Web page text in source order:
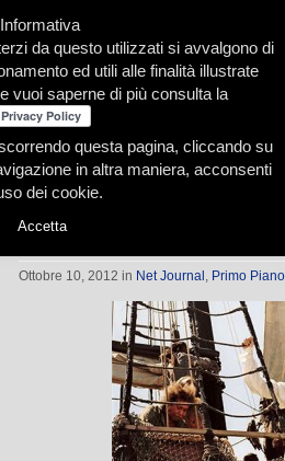
Redazione Le nostre firme
L’Olandese Volante di Richard
Ottobre 10, 2012 in Net Journal , Primo Piano
Informativa
da questo utilizzati si avvalgono di
ed utili alle finalità illustrate
vuoi saperne di più consulta la
questa pagina, cliccando su
in altra maniera, acconsenti
dei cookie.
Accetta